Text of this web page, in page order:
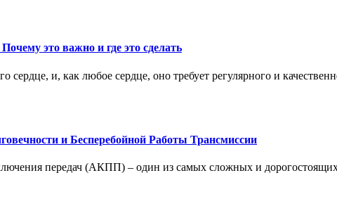
это важно и где это сделать
сердце, и, как любое сердце, оно требует регулярного и
и Бесперебойной Работы Трансмиссии
передач (АКПП) – один из самых сложных и